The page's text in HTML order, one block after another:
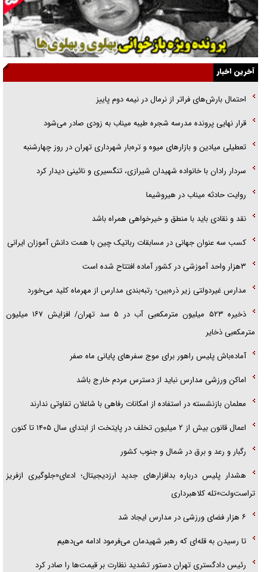
نسلی که آنلاین الگو می‌گیرد
گفت‌وگو با آیت‌الله جاودان/ جفای مخالفان مکانت معنوی رهبر شهید را
ارتقا می‌داد
راننده مست به قانون می‌خندد
همه آقای دوربینی شده‌ایم!
قصه ناتمام سرویس مدارس
آیا مقاومت فلسطین خلع‌سلاح می‌شود؟
آخرین اخبار
احتمال بارش‌های فراتر از نرمال در نیمه دوم پاییز
قرار نهایی پرونده مدرسه شجره طیبه میناب به زودی صادر می‌شود
تعطیلی میادین و بازارهای میوه و تره‌بار شهرداری تهران در روز چهارشنبه
سردار رادان با خانواده‌ شهیدان شیرازی، تنگسیری و نائینی دیدار کرد
روایت حادثه میناب در هیروشیما
نقد و نقادی باید با منطق و خیرخواهی همراه باشد
کسب سه عنوان جهانی در مسابقات رباتیک چین با همت دانش آموزان ایرانی
۳هزار واحد آموزشی در کشور آماده افتتاح شده است
مدارس غیردولتی زیر ذره‌بین؛ رتبه‌بندی مدارس از مهرماه کلید می‌خورد
ذخیره ۵۲۳ میلیون مترمکعبی آب در ۵ سد تهران/ افزایش ۱۶۷ میلیون
مترمکعبی ذخایر
آماده‌باش پلیس راهور برای موج سفرهای پایانی ماه صفر
اماکن ورزشی مدارس نباید از دسترس مردم خارج باشد
معلمان بازنشسته در استفاده از امکانات رفاهی با شاغلان تفاوتی ندارند
اعمال قانون بیش از ۲ میلیون تخلف در پایتخت از ابتدای سال ۱۴۰۵ تا کنون
رگبار و رعد و برق در شمال و جنوب کشور
هشدار پلیس درباره بدافزارهای جدید ارزدیجیتال؛ ادعای«جلوگیری ازفریز
تراست‌ولت»تله کلاهبرداری
۶ هزار فضای ورزشی در مدارس ایجاد شد
تا رسیدن به قله‌ای که رهبر شهیدمان می‌فرمود ادامه می‌دهیم
رئیس دادگستری تهران دستور تشدید نظارت بر قیمت‌ها را صادر کرد